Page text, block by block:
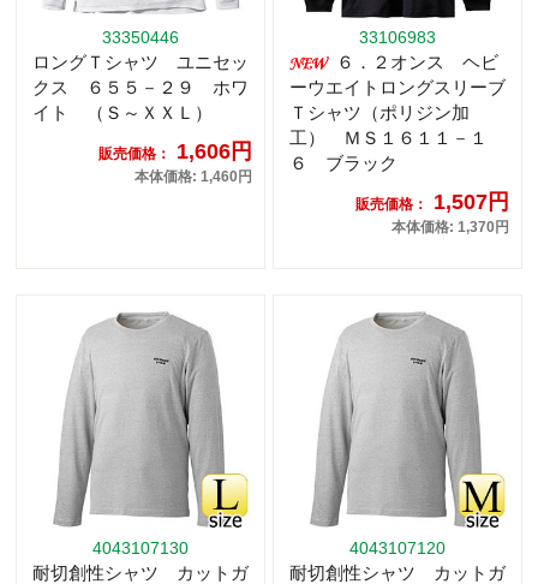
33350446
ロングＴシャツ ユニセッ
クス ６５５－２９ ホワ
イト （Ｓ～ＸＸＬ）
販売価格： 1,606円
本体価格: 1,460円
33106983
６．２オンス ヘビ
ーウエイトロングスリーブ
Ｔシャツ（ポリジン加
工） ＭＳ１６１１－１
６ ブラック
販売価格： 1,507円
本体価格: 1,370円
4043107130
耐切創性シャツ カットガ
4043107120
耐切創性シャツ カットガ